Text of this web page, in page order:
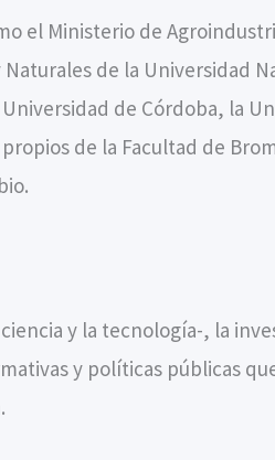
el Ministerio de
de la Universidad
de Córdoba, la
de la Facultad de
y la tecnología-, la
y políticas públicas